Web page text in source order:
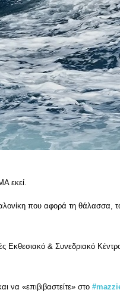
εκεί.
που αφορά τη θάλασσα,
Εκθεσιακό & Συνεδριακό
να «επιβιβαστείτε» στο